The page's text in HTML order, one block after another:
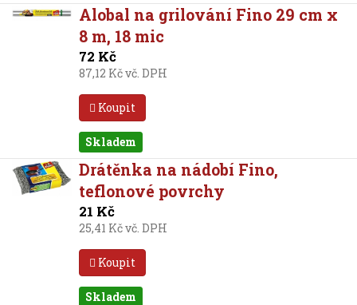
Alobal na grilování Fino 29 cm x
8 m, 18 mic
72 Kč
87,12 Kč vč. DPH
Koupit
Skladem
Drátěnka na nádobí Fino,
teflonové povrchy
21 Kč
25,41 Kč vč. DPH
Koupit
Skladem